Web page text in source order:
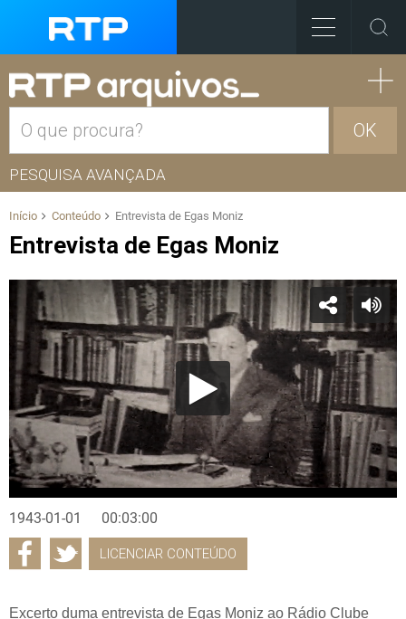
OK
PESQUISA AVANÇADA
Início Conteúdo Entrevista de Egas Moniz
Entrevista de Egas Moniz
1943-01-01 00:03:00
LICENCIAR CONTEÚDO
Excerto duma entrevista de Egas Moniz ao Rádio Clube